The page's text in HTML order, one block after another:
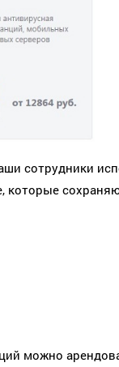
сотрудники
которые
можно